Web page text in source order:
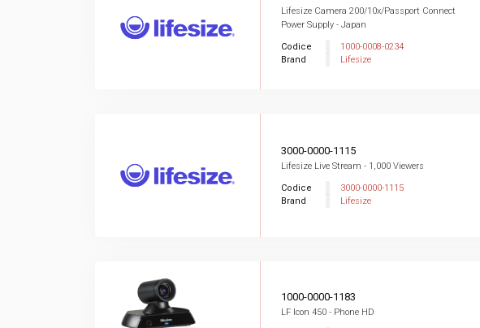
Lifesize Camera 200/10x/Passport Connect
Power Supply - Japan
Codice
1000-0008-0234
Brand
Lifesize
3000-0000-1115
Lifesize Live Stream - 1,000 Viewers
Codice
3000-0000-1115
Brand
Lifesize
1000-0000-1183
LF Icon 450 - Phone HD